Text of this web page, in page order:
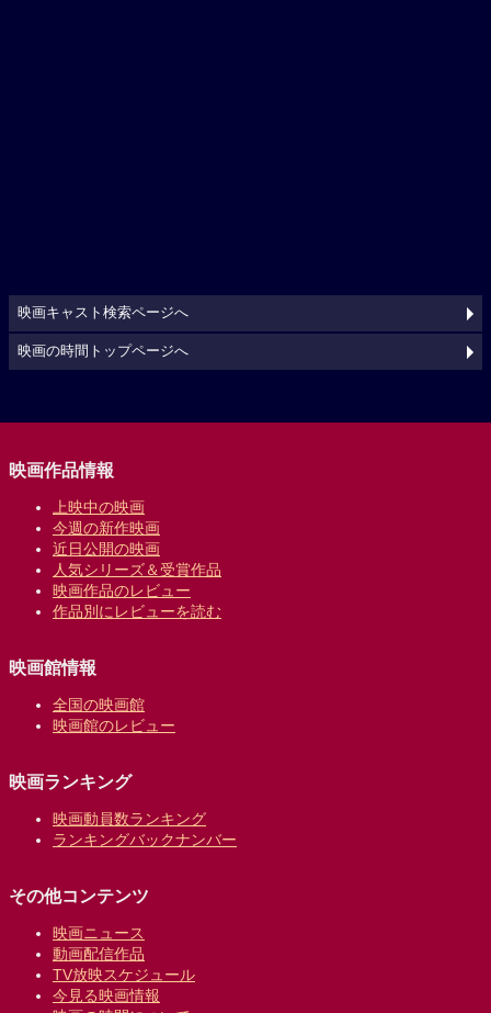
映画キャスト検索ページへ
映画の時間トップページへ
映画作品情報
上映中の映画
今週の新作映画
近日公開の映画
人気シリーズ＆受賞作品
映画作品のレビュー
作品別にレビューを読む
映画館情報
全国の映画館
映画館のレビュー
映画ランキング
映画動員数ランキング
ランキングバックナンバー
その他コンテンツ
映画ニュース
動画配信作品
TV放映スケジュール
今見る映画情報